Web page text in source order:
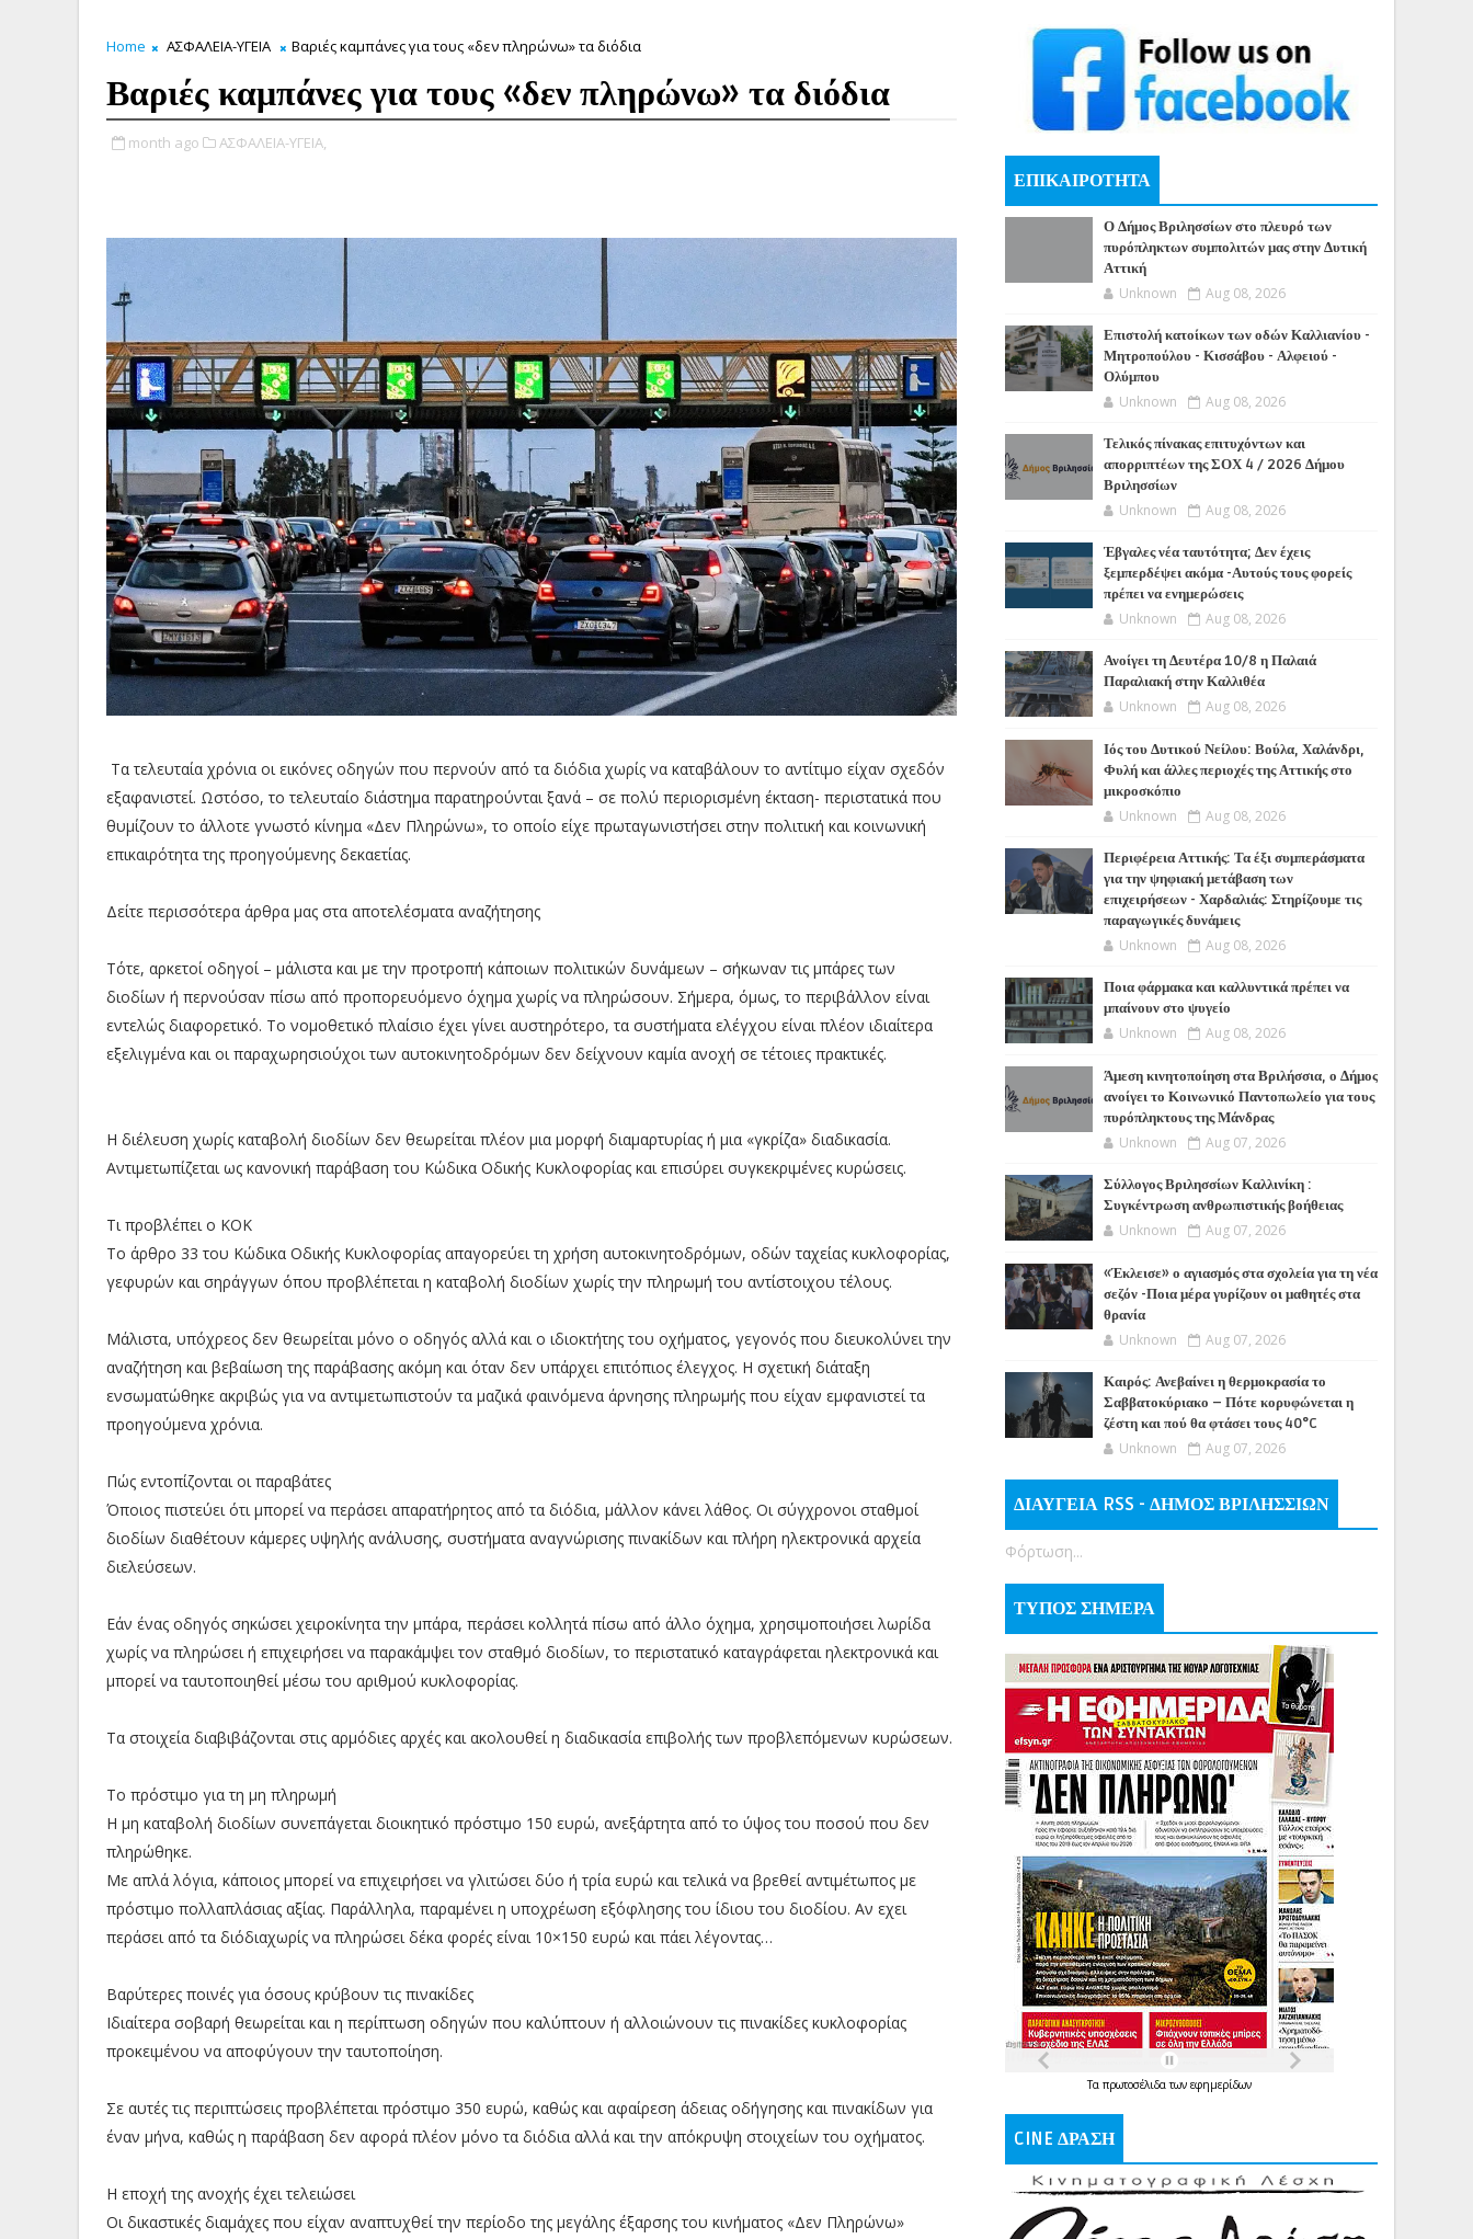
Home ΑΣΦΑΛΕΙΑ-ΥΓΕΙΑ Βαριές καμπάνες για τους «δεν πληρώνω» τα διόδια
Βαριές καμπάνες για τους «δεν πληρώνω» τα διόδια
month ago ΑΣΦΑΛΕΙΑ-ΥΓΕΙΑ,
Τα τελευταία χρόνια οι εικόνες οδηγών που περνούν από τα διόδια χωρίς να καταβάλουν το αντίτιμο είχαν σχεδόν
εξαφανιστεί. Ωστόσο, το τελευταίο διάστημα παρατηρούνται ξανά – σε πολύ περιορισμένη έκταση- περιστατικά που
θυμίζουν το άλλοτε γνωστό κίνημα «Δεν Πληρώνω», το οποίο είχε πρωταγωνιστήσει στην πολιτική και κοινωνική
επικαιρότητα της προηγούμενης δεκαετίας.
Δείτε περισσότερα άρθρα μας στα αποτελέσματα αναζήτησης
Τότε, αρκετοί οδηγοί – μάλιστα και με την προτροπή κάποιων πολιτικών δυνάμεων – σήκωναν τις μπάρες των
διοδίων ή περνούσαν πίσω από προπορευόμενο όχημα χωρίς να πληρώσουν. Σήμερα, όμως, το περιβάλλον είναι
εντελώς διαφορετικό. Το νομοθετικό πλαίσιο έχει γίνει αυστηρότερο, τα συστήματα ελέγχου είναι πλέον ιδιαίτερα
εξελιγμένα και οι παραχωρησιούχοι των αυτοκινητοδρόμων δεν δείχνουν καμία ανοχή σε τέτοιες πρακτικές.
Η διέλευση χωρίς καταβολή διοδίων δεν θεωρείται πλέον μια μορφή διαμαρτυρίας ή μια «γκρίζα» διαδικασία.
Αντιμετωπίζεται ως κανονική παράβαση του Κώδικα Οδικής Κυκλοφορίας και επισύρει συγκεκριμένες κυρώσεις.
Τι προβλέπει ο ΚΟΚ
Το άρθρο 33 του Κώδικα Οδικής Κυκλοφορίας απαγορεύει τη χρήση αυτοκινητοδρόμων, οδών ταχείας κυκλοφορίας,
γεφυρών και σηράγγων όπου προβλέπεται η καταβολή διοδίων χωρίς την πληρωμή του αντίστοιχου τέλους.
Μάλιστα, υπόχρεος δεν θεωρείται μόνο ο οδηγός αλλά και ο ιδιοκτήτης του οχήματος, γεγονός που διευκολύνει την
αναζήτηση και βεβαίωση της παράβασης ακόμη και όταν δεν υπάρχει επιτόπιος έλεγχος. Η σχετική διάταξη
ενσωματώθηκε ακριβώς για να αντιμετωπιστούν τα μαζικά φαινόμενα άρνησης πληρωμής που είχαν εμφανιστεί τα
προηγούμενα χρόνια.
Πώς εντοπίζονται οι παραβάτες
Όποιος πιστεύει ότι μπορεί να περάσει απαρατήρητος από τα διόδια, μάλλον κάνει λάθος. Οι σύγχρονοι σταθμοί
διοδίων διαθέτουν κάμερες υψηλής ανάλυσης, συστήματα αναγνώρισης πινακίδων και πλήρη ηλεκτρονικά αρχεία
διελεύσεων.
Εάν ένας οδηγός σηκώσει χειροκίνητα την μπάρα, περάσει κολλητά πίσω από άλλο όχημα, χρησιμοποιήσει λωρίδα
χωρίς να πληρώσει ή επιχειρήσει να παρακάμψει τον σταθμό διοδίων, το περιστατικό καταγράφεται ηλεκτρονικά και
μπορεί να ταυτοποιηθεί μέσω του αριθμού κυκλοφορίας.
Τα στοιχεία διαβιβάζονται στις αρμόδιες αρχές και ακολουθεί η διαδικασία επιβολής των προβλεπόμενων κυρώσεων.
Το πρόστιμο για τη μη πληρωμή
Η μη καταβολή διοδίων συνεπάγεται διοικητικό πρόστιμο 150 ευρώ, ανεξάρτητα από το ύψος του ποσού που δεν
πληρώθηκε.
Με απλά λόγια, κάποιος μπορεί να επιχειρήσει να γλιτώσει δύο ή τρία ευρώ και τελικά να βρεθεί αντιμέτωπος με
πρόστιμο πολλαπλάσιας αξίας. Παράλληλα, παραμένει η υποχρέωση εξόφλησης του ίδιου του διοδίου. Αν εχει
περάσει από τα διόδιαχωρίς να πληρώσει δέκα φορές είναι 10×150 ευρώ και πάει λέγοντας…
Βαρύτερες ποινές για όσους κρύβουν τις πινακίδες
Ιδιαίτερα σοβαρή θεωρείται και η περίπτωση οδηγών που καλύπτουν ή αλλοιώνουν τις πινακίδες κυκλοφορίας
προκειμένου να αποφύγουν την ταυτοποίηση.
Σε αυτές τις περιπτώσεις προβλέπεται πρόστιμο 350 ευρώ, καθώς και αφαίρεση άδειας οδήγησης και πινακίδων για
έναν μήνα, καθώς η παράβαση δεν αφορά πλέον μόνο τα διόδια αλλά και την απόκρυψη στοιχείων του οχήματος.
Η εποχή της ανοχής έχει τελειώσει
Οι δικαστικές διαμάχες που είχαν αναπτυχθεί την περίοδο της μεγάλης έξαρσης του κινήματος «Δεν Πληρώνω»
ΕΠΙΚΑΙΡΟΤΗΤΑ
Ο Δήμος Βριλησσίων στο πλευρό των
πυρόπληκτων συμπολιτών μας στην Δυτική
Αττική
Unknown Aug 08, 2026
Επιστολή κατοίκων των οδών Καλλιανίου -
Μητροπούλου - Κισσάβου - Αλφειού -
Ολύμπου
Unknown Aug 08, 2026
Τελικός πίνακας επιτυχόντων και
απορριπτέων της ΣΟΧ 4 / 2026 Δήμου
Βριλησσίων
Unknown Aug 08, 2026
Έβγαλες νέα ταυτότητα; Δεν έχεις
ξεμπερδέψει ακόμα -Αυτούς τους φορείς
πρέπει να ενημερώσεις
Unknown Aug 08, 2026
Ανοίγει τη Δευτέρα 10/8 η Παλαιά
Παραλιακή στην Καλλιθέα
Unknown Aug 08, 2026
Ιός του Δυτικού Νείλου: Βούλα, Χαλάνδρι,
Φυλή και άλλες περιοχές της Αττικής στο
μικροσκόπιο
Unknown Aug 08, 2026
Περιφέρεια Αττικής: Τα έξι συμπεράσματα
για την ψηφιακή μετάβαση των
επιχειρήσεων - Χαρδαλιάς: Στηρίζουμε τις
παραγωγικές δυνάμεις
Unknown Aug 08, 2026
Ποια φάρμακα και καλλυντικά πρέπει να
μπαίνουν στο ψυγείο
Unknown Aug 08, 2026
Άμεση κινητοποίηση στα Βριλήσσια, ο Δήμος
ανοίγει το Κοινωνικό Παντοπωλείο για τους
πυρόπληκτους της Μάνδρας
Unknown Aug 07, 2026
Σύλλογος Βριλησσίων Καλλινίκη :
Συγκέντρωση ανθρωπιστικής βοήθειας
Unknown Aug 07, 2026
«Έκλεισε» ο αγιασμός στα σχολεία για τη νέα
σεζόν -Ποια μέρα γυρίζουν οι μαθητές στα
θρανία
Unknown Aug 07, 2026
Καιρός: Ανεβαίνει η θερμοκρασία το
Σαββατοκύριακο – Πότε κορυφώνεται η
ζέστη και πού θα φτάσει τους 40°C
Unknown Aug 07, 2026
ΔΙΑΥΓΕΙΑ RSS - ΔΗΜΟΣ ΒΡΙΛΗΣΣΙΩΝ
Φόρτωση...
ΤΥΠΟΣ ΣΗΜΕΡΑ
Τα πρωτοσέλιδατων εφημερίδων
CINE ΔΡΑΣΗ